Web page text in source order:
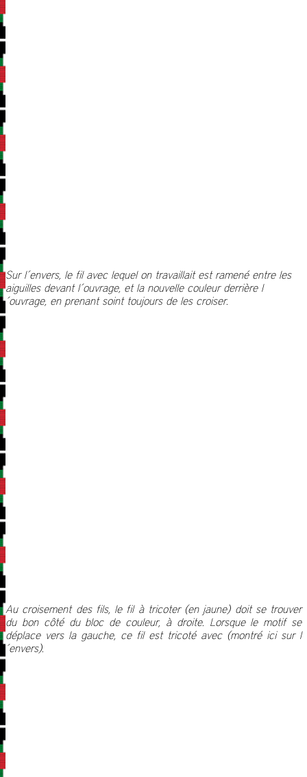
Sur l´envers, le fil avec lequel on travaillait est ramené entre les
aiguilles devant l´ouvrage, et la nouvelle couleur derrière l
´ouvrage, en prenant soint toujours de les croiser.
Au croisement des fils, le fil à tricoter (en jaune) doit se trouver
du bon côté du bloc de couleur, à droite. Lorsque le motif se
déplace vers la gauche, ce fil est tricoté avec (montré ici sur l
´envers).